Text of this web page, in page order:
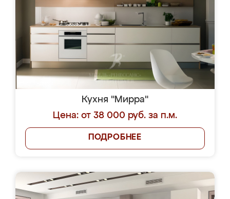
Кухня "Мирра"
Цена: от 38 000 руб. за п.м.
ПОДРОБНЕЕ